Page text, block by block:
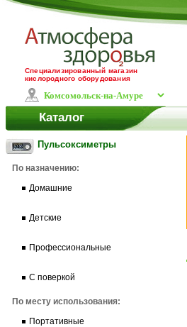
Специализированный магазин
кислородного оборудования
Каталог
Пульсоксиметры
По назначению:
Домашние
Детские
Профессиональные
С поверкой
По месту использования:
Портативные